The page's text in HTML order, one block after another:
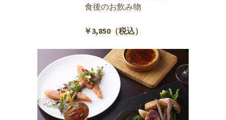
食後のお飲み物
￥3,850（税込）